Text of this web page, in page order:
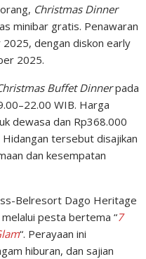
Christmas Dinner
minibar gratis. Penawaran
dengan diskon early
2025.
Buffet Dinnerpada
WIB. Harga
dewasa dan Rp368.000
tersebut disajikan
dan kesempatan
Belresort Dago Heritage
pesta bertema “7
“. Perayaan ini
hiburan, dan sajian